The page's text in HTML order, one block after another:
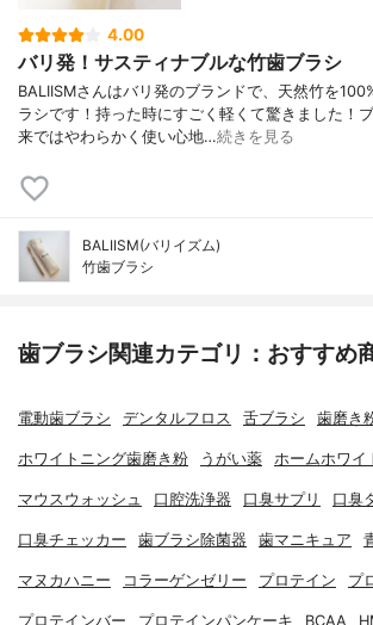
4.00
バリ発！サスティナブルな竹歯ブラシ
BALIISMさんはバリ発のブランドで、天然竹を
ラシです！持った時にすごく軽くて驚きました！
来ではやわらかく使い心地…続きを見る
BALIISM(バリイズム)
竹歯ブラシ
歯ブラシ関連カテゴリ：おすすめ
電動歯ブラシ デンタルフロス 舌ブラシ 歯磨き
ホワイトニング歯磨き粉 うがい薬 ホームホワイ
マウスウォッシュ 口腔洗浄器 口臭サプリ 口臭
口臭チェッカー 歯ブラシ除菌器 歯マニキュア
マヌカハニー コラーゲンゼリー プロテイン プ
プロテインバー プロテインパンケーキ BCAA